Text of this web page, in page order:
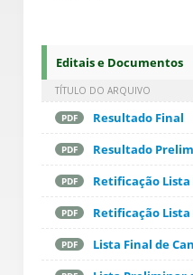
Editais e Documentos
TÍTULO DO ARQUIVO
PDF Resultado Final
PDF Resultado
PDF Retificação
PDF Retificação
PDF Lista Final de